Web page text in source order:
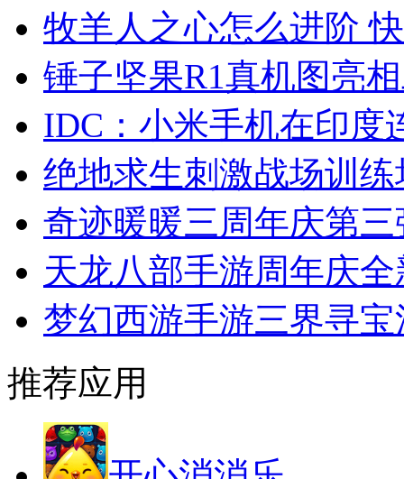
牧羊人之心怎么进阶
锤子坚果R1真机图亮
IDC：小米手机在印度
绝地求生刺激战场训
奇迹暖暖三周年庆第
天龙八部手游周年庆
梦幻西游手游三界寻
推荐应用